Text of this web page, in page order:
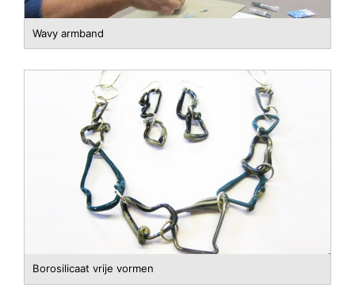
Wavy armband
Borosilicaat vrije vormen